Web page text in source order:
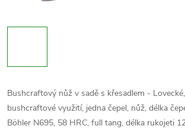
Bushcraftový nůž v sadě s křesadlem -
bushcraftové využití, jedna čepel, nůž, délka
Böhler N695, 58 HRC, full tang, délka rukojeti